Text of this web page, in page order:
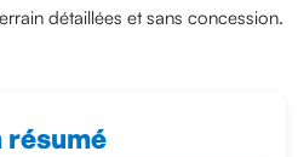
détaillées et sans concession.
résumé